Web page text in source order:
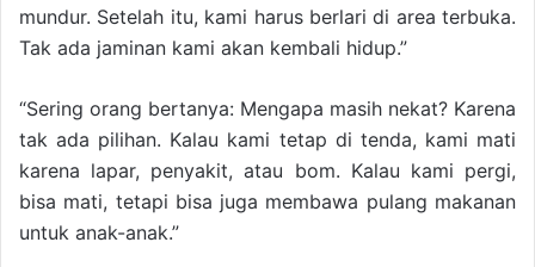
mundur. Setelah itu, kami harus berlari di area terbuka.
Tak ada jaminan kami akan kembali hidup.”
“Sering orang bertanya: Mengapa masih nekat? Karena
tak ada pilihan. Kalau kami tetap di tenda, kami mati
karena lapar, penyakit, atau bom. Kalau kami pergi,
bisa mati, tetapi bisa juga membawa pulang makanan
untuk anak-anak.”